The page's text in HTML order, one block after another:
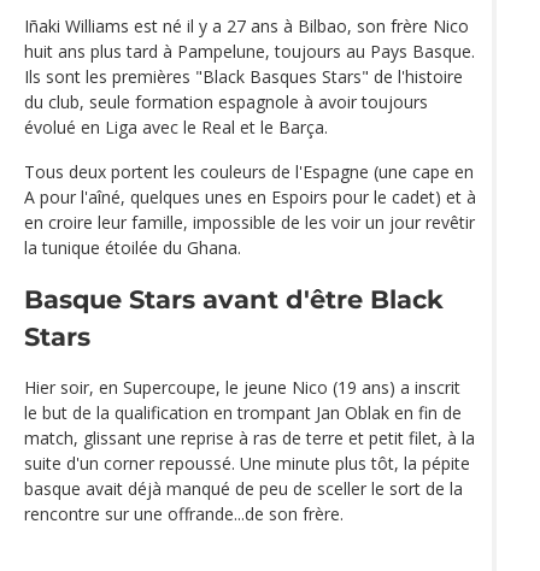
Iñaki Williams est né il y a 27 ans à Bilbao, son frère Nico
huit ans plus tard à Pampelune, toujours au Pays Basque.
Ils sont les premières "Black Basques Stars" de l'histoire
du club, seule formation espagnole à avoir toujours
évolué en Liga avec le Real et le Barça.
Tous deux portent les couleurs de l'Espagne (une cape en
A pour l'aîné, quelques unes en Espoirs pour le cadet) et à
en croire leur famille, impossible de les voir un jour revêtir
la tunique étoilée du Ghana.
Basque Stars avant d'être Black
Stars
Hier soir, en Supercoupe, le jeune Nico (19 ans) a inscrit
le but de la qualification en trompant Jan Oblak en fin de
match, glissant une reprise à ras de terre et petit filet, à la
suite d'un corner repoussé. Une minute plus tôt, la pépite
basque avait déjà manqué de peu de sceller le sort de la
rencontre sur une offrande...de son frère.